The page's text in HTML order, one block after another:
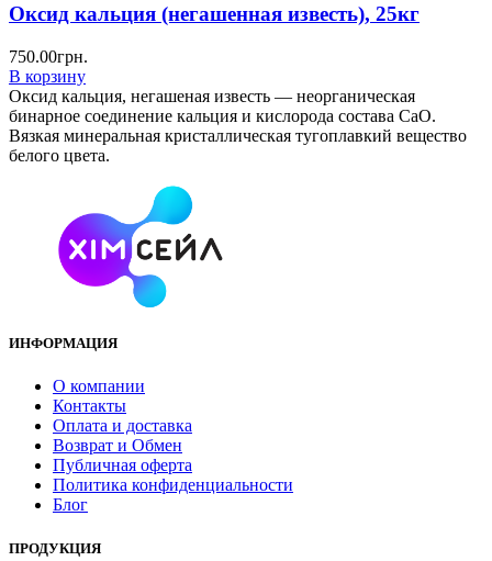
Оксид кальция (негашенная известь), 25кг
750.00грн.
В корзину
Оксид кальция, негашеная известь — неорганическая
бинарное соединение кальция и кислорода состава CaO.
Вязкая минеральная кристаллическая тугоплавкий вещество
белого цвета.
ИНФОРМАЦИЯ
О компании
Контакты
Оплата и доставка
Возврат и Обмен
Публичная оферта
Политика конфиденциальности
Блог
ПРОДУКЦИЯ